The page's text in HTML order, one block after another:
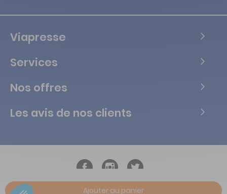
Ajouter au panier
Viapresse
Services
Nos offres
Les avis de nos clients